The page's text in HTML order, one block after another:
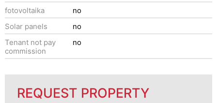
fotovoltaika
no
Solar panels
no
Tenant not pay
commission
no
REQUEST PROPERTY